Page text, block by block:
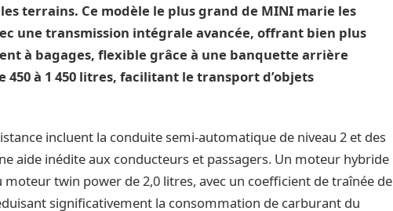
terrains. Ce modèle le plus grand de MINI marie les
une transmission intégrale avancée, offrant bien plus
à bagages, flexible grâce à une banquette arrière
450 à 1 450 litres, facilitant le transport d’objets
incluent la conduite semi-automatique de niveau 2 et des
aide inédite aux conducteurs et passagers. Un moteur hybride
moteur twin power de 2,0 litres, avec un coefficient de traînée de
significativement la consommation de carburant du